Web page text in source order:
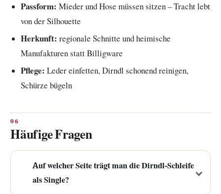
Passform: Mieder und Hose müssen sitzen – Tracht lebt
von der Silhouette
Herkunft: regionale Schnitte und heimische
Manufakturen statt Billigware
Pflege: Leder einfetten, Dirndl schonend reinigen,
Schürze bügeln
Häufige Fragen
Auf welcher Seite trägt man die Dirndl-Schleife
als Single?